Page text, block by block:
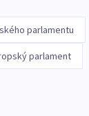
parlamentu
parlament